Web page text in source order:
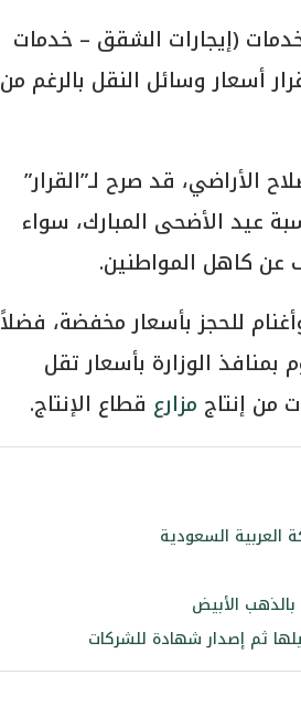
(إيجارات الشقق – خدمات
أسعار وسائل النقل بالرغم من
الأراضي، قد صرح لـ”القرار”
تخفيضات على اللحمة تصل إلى 30% بمناسبة عيد الأضحى المبارك، سواء
عن كاهل المواطنين.
للحجز بأسعار مخفضة، فضلاً
بمنافذ الوزارة بأسعار تقل
مزارع قطاع الإنتاج.
العربية السعودية
ثم إصدار شهادة للشركات